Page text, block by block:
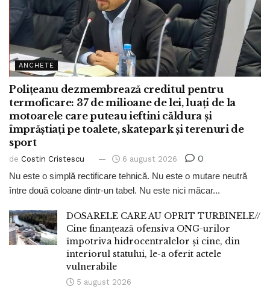
ANCHETE
Polițeanu dezmembrează creditul pentru
termoficare: 37 de milioane de lei, luați de la
motoarele care puteau ieftini căldura și
împrăștiați pe toalete, skatepark și terenuri de
sport
de Costin Cristescu 6 august 2026 0
Nu este o simplă rectificare tehnică. Nu este o mutare neutră
între două coloane dintr-un tabel. Nu este nici măcar...
DOSARELE CARE AU OPRIT TURBINELE//
Cine finanțează ofensiva ONG-urilor
împotriva hidrocentralelor și cine, din
interiorul statului, le-a oferit actele
vulnerabile
5 august 2026